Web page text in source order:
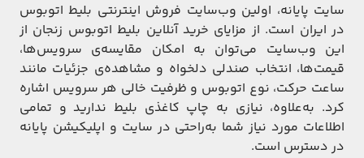
سایت پایانه، اولین وب‌سایت فروش اینترنتی بلیط اتوبوس
در ایران است. از مزایای خرید آنلاین بلیط اتوبوس زنجان از
این وب‌سایت می‌توان به امکان مقایسه‌ی سرویس‌ها،
قیمت‌ها، انتخاب صندلی دلخواه و مشاهده‌ی جزئیات مانند
ساعت حرکت، نوع اتوبوس و ظرفیت خالی هر سرویس اشاره
کرد. به‌علاوه، نیازی به چاپ کاغذی بلیط ندارید و تمامی
اطلاعات مورد نیاز شما به‌راحتی در سایت و اپلیکیشن پایانه
در دسترس است.